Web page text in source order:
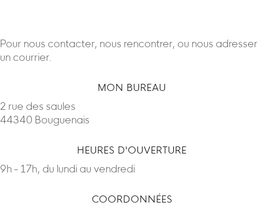
Pour nous contacter, nous rencontrer, ou nous adresser
un courrier.
MON BUREAU
2 rue des saules
44340 Bouguenais
HEURES D'OUVERTURE
9h - 17h, du lundi au vendredi
COORDONNÉES